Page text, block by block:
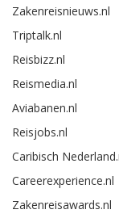
Zakenreisnieuws.nl
Triptalk.nl
Reisbizz.nl
Reismedia.nl
Aviabanen.nl
Reisjobs.nl
Caribisch
Careerexperience.nl
Zakenreisawards.nl